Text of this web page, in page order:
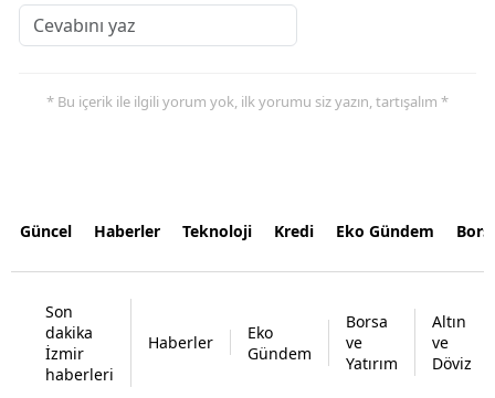
* Bu içerik ile ilgili yorum yok, ilk yorumu siz yazın, tartışalım *
Güncel Haberler Teknoloji Kredi Eko Gündem
Son
dakika
İzmir
haberleri
Haberler
Eko
Gündem
Borsa
ve
Yatırım
Altın
ve
Döviz